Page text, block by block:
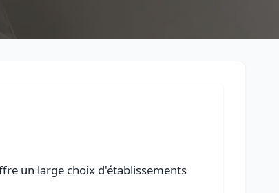
un large choix d'établissements